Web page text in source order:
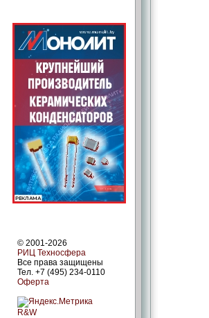
© 2001-2026
РИЦ Техносфера
Все права защищены
Тел. +7 (495) 234-0110
Оферта
R&W